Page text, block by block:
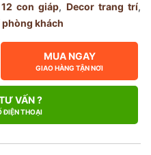
con giáp, Decor trang trí,
khách
MUA NGAY
GIAO HÀNG TẬN NƠI
VẤN ?
ĐIỆN THOẠI